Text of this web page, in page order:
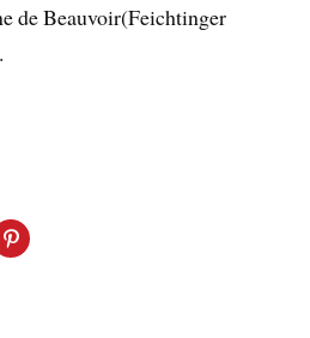
de Beauvoir(Feichtinger